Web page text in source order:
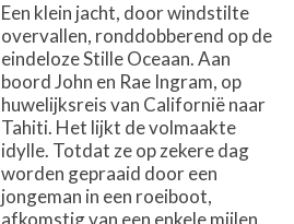
Een klein jacht, door windstilte
overvallen, ronddobberend op de
eindeloze Stille Oceaan. Aan
boord John en Rae Ingram, op
huwelijksreis van Californië naar
Tahiti. Het lijkt de volmaakte
idylle. Totdat ze op zekere dag
worden gepraaid door een
jongeman in een roeiboot,
afkomstig van een enkele mijlen